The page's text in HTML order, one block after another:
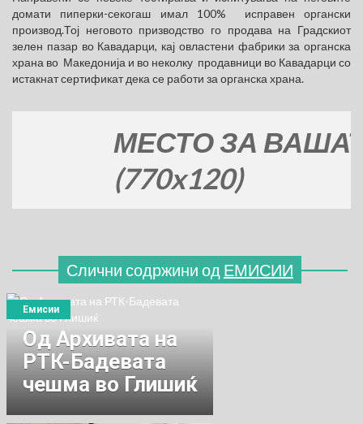
домати пиперки-секогаш имал 100% исправен органски
производ.Тој неговото призводство го продава на Градскиот
зелен пазар во Кавадарци, кај овластени фабрики за органска
храна во Македонија и во неколку продавници во Кавадарци со
истакнат сертификат дека се работи за органска храна.
МЕСТО ЗА ВАШАТА
(770x120)
Слични содржини од ЕМИСИИ
Од Архивата на
РТК-Бадевата
чешма во Глишиќ
Емисии